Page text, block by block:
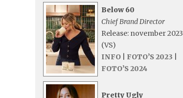
Below 60
Chief Brand Director
Release: november 2023
(VS)
INFO
FOTO’S 2023
FOTO’S 2024
Pretty Ugly